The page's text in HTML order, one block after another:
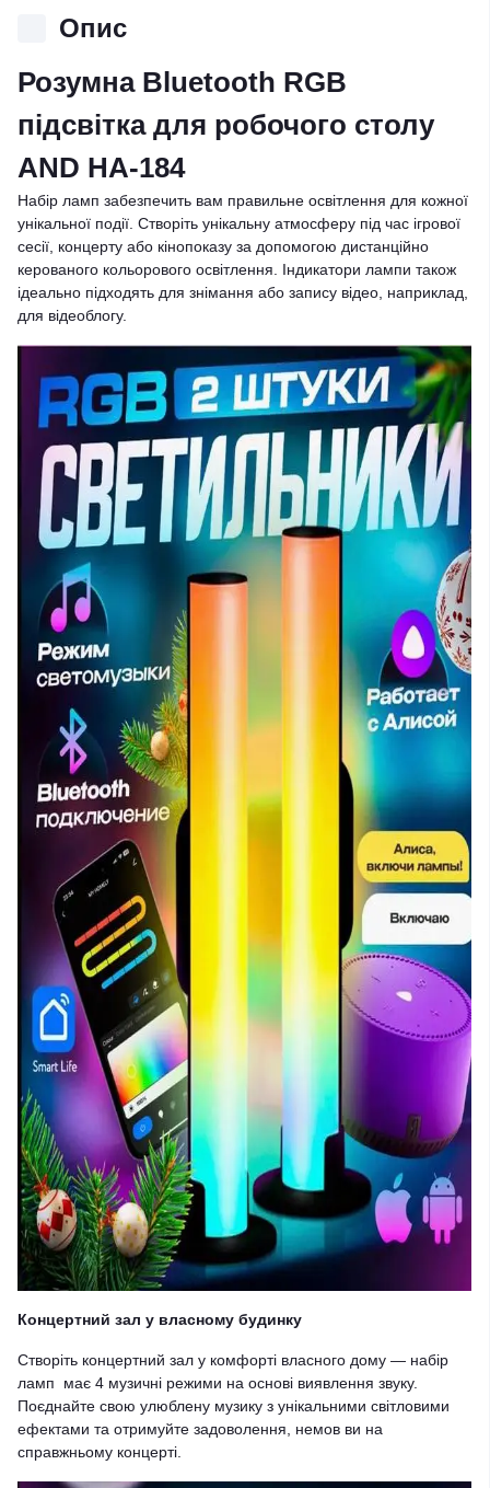
Опис
Розумна Bluetooth RGB
підсвітка для робочого столу
AND HA-184
Набір ламп забезпечить вам правильне освітлення для кожної
унікальної події. Створіть унікальну атмосферу під час ігрової
сесії, концерту або кінопоказу за допомогою дистанційно
керованого кольорового освітлення. Індикатори лампи також
ідеально підходять для знімання або запису відео, наприклад,
для відеоблогу.
Концертний зал у власному будинку
Створіть концертний зал у комфорті власного дому — набір
ламп має 4 музичні режими на основі виявлення звуку.
Поєднайте свою улюблену музику з унікальними світловими
ефектами та отримуйте задоволення, немов ви на
справжньому концерті.